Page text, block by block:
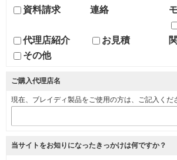
資料請求
連絡
代理店紹介 お見積
その他
ご購入代理店名
現在、ブレイディ製品をご使用の方は、ご記入くだ
当サイトをお知りになったきっかけは何ですか？